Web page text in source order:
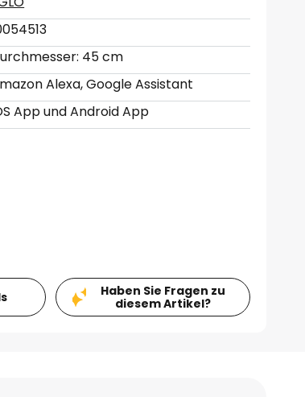
45 cm
Alexa, Google Assistant
App und Android App
Haben Sie Fragen zu
diesem Artikel?